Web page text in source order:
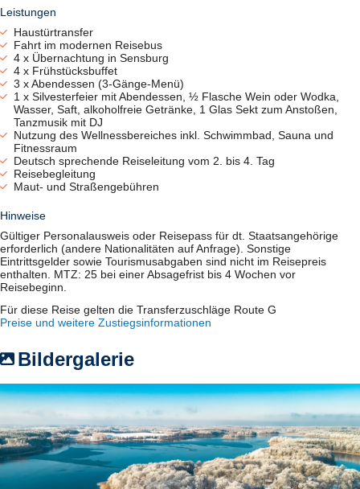
Leistungen
Haustürtransfer
Fahrt im modernen Reisebus
4 x Übernachtung in Sensburg
4 x Frühstücksbuffet
3 x Abendessen (3-Gänge-Menü)
1 x Silvesterfeier mit Abendessen, ½ Flasche Wein oder Wodka,
Wasser, Saft, alkoholfreie Getränke, 1 Glas Sekt zum Anstoßen,
Tanzmusik mit DJ
Nutzung des Wellnessbereiches inkl. Schwimmbad, Sauna und
Fitnessraum
Deutsch sprechende Reiseleitung vom 2. bis 4. Tag
Reisebegleitung
Maut- und Straßengebühren
Hinweise
Gültiger Personalausweis oder Reisepass für dt. Staatsangehörige
erforderlich (andere Nationalitäten auf Anfrage). Sonstige
Eintrittsgelder sowie Tourismusabgaben sind nicht im Reisepreis
enthalten. MTZ: 25 bei einer Absagefrist bis 4 Wochen vor
Reisebeginn.
Für diese Reise gelten die Transferzuschläge Route G
Preise und weitere Zustiegsinformationen
Bildergalerie